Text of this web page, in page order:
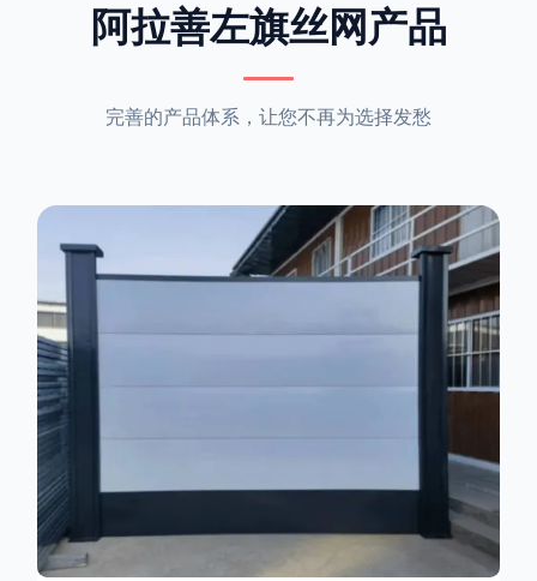
阿拉善左旗丝网产品
完善的产品体系，让您不再为选择发愁